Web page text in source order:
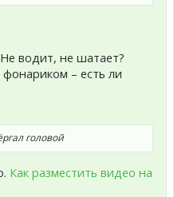
водит, не шатает?
– есть ли
головой
Как разместить видео на